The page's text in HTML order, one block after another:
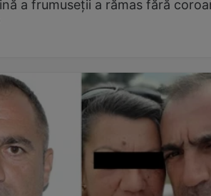
a frumuseții a rămas fără